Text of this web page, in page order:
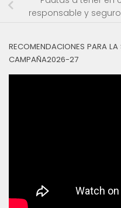
responsable y
RECOMENDACIONES PARA
CAMPAÑA2026-27